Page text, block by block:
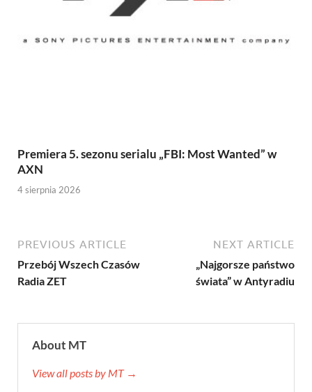
Premiera 5. sezonu serialu „FBI: Most Wanted” w
AXN
4 sierpnia 2026
PREVIOUS ARTICLE
Przebój Wszech Czasów
Radia ZET
NEXT ARTICLE
„Najgorsze państwo
świata” w Antyradiu
About MT
View all posts by MT →